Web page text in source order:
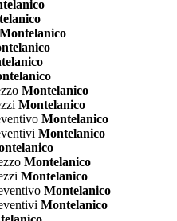
Montelanico
Montelanico
Montelanico
Montelanico
Montelanico
Montelanico
Montelanico
Montelanico
Montelanico